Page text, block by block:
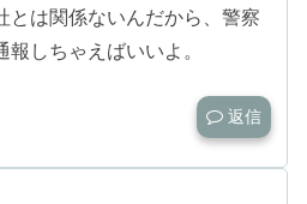
とは関係ないんだから、警察
しちゃえばいいよ。
返信